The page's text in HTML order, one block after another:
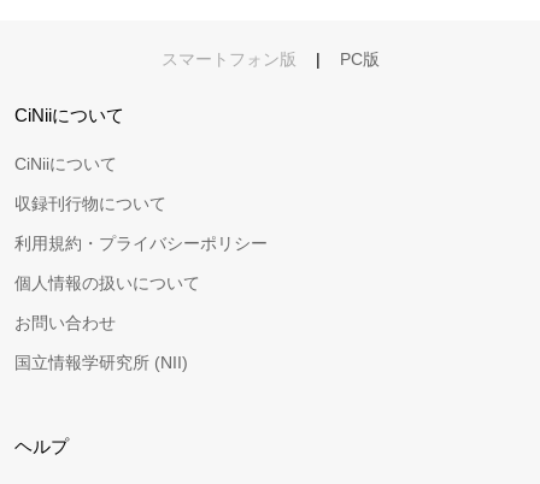
スマートフォン版 | PC版
CiNiiについて
CiNiiについて
収録刊行物について
利用規約・プライバシーポリシー
個人情報の扱いについて
お問い合わせ
国立情報学研究所 (NII)
ヘルプ